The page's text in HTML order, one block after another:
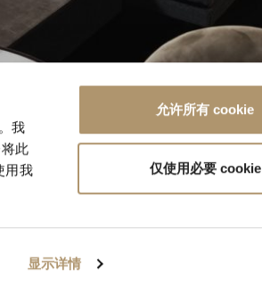
我
此
用我
显示详情
允许所有 cookie
仅使用必要 cookie
PRIVACY & POLICY